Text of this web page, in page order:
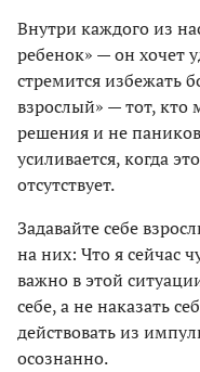
Внутри каждого из
ребенок» — он хочет
стремится избежать
взрослый» — тот, кто
решения и не
усиливается, когда
отсутствует.
Задавайте себе
на них: Что я сейчас
важно в этой
себе, а не наказать
действовать из
осознанно.